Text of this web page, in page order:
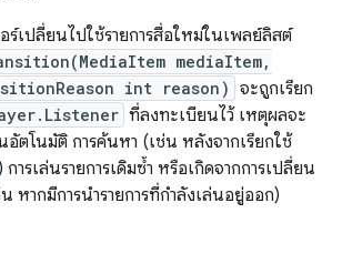
ร์เปลี่ยนไปใช้รายการสื่อใหม่ในเพลย์ลิสต์
mediaItem,
int reason) จะถูกเรียก
ที่ลงทะเบียนไว้ เหตุผลจะ
อัตโนมัติ การค้นหา (เช่น หลังจากเรียกใช้
) การเล่นรายการเดิมซ้ำ หรือเกิดจากการเปลี่ยน
หากมีการนำรายการที่กำลังเล่นอยู่ออก)